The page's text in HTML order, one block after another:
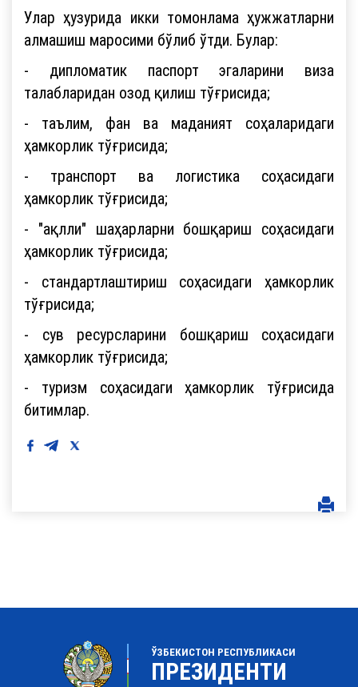
Улар ҳузурида икки томонлама ҳужжатларни
алмашиш маросими бўлиб ўтди. Булар:
- дипломатик паспорт эгаларини виза
талабларидан озод қилиш тўғрисида;
- таълим, фан ва маданият соҳаларидаги
ҳамкорлик тўғрисида;
- транспорт ва логистика соҳасидаги
ҳамкорлик тўғрисида;
- "ақлли" шаҳарларни бошқариш соҳасидаги
ҳамкорлик тўғрисида;
- стандартлаштириш соҳасидаги ҳамкорлик
тўғрисида;
- сув ресурсларини бошқариш соҳасидаги
ҳамкорлик тўғрисида;
- туризм соҳасидаги ҳамкорлик тўғрисида
битимлар.
ЎЗБЕКИСТОН РЕСПУБЛИКАСИ
ПРЕЗИДЕНТИ